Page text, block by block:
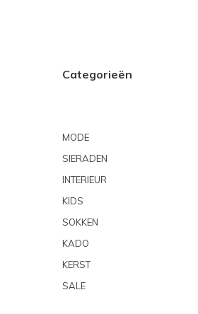
Categorieën
MODE
SIERADEN
INTERIEUR
KIDS
SOKKEN
KADO
KERST
SALE